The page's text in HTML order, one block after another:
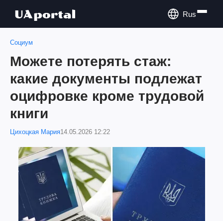
Rus
Социум
Можете потерять стаж:
какие документы подлежат
оцифровке кроме трудовой
книги
Цихоцкая Мария14.05.2026 12:22